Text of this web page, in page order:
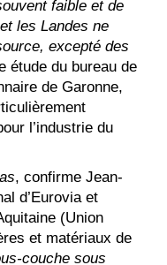
faible et de
les Landes ne
excepté des
étude du bureau de
de Garonne,
l’industrie du
, confirme Jean-
d’Eurovia et
(Union
et matériaux de
couche sous